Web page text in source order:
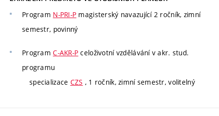
Program N-PRI-P magisterský navazující 2 ročník, zimní
semestr, povinný
ProgramC-AKR-P celoživotní vzdělávání v akr. stud.
programu
specializace CZS , 1 ročník, zimní semestr, volitelný